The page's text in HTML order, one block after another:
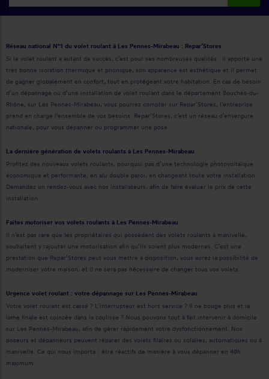
Réseau national N°1 du volet roulant à Les Pennes-Mirabeau : Repar’Stores
Si le volet roulant a autant de succès, c’est pour ses nombreuses qualités : il apporte une
très bonne isolation thermique et phonique, son apparence est esthétique et il permet
de gagner globalement en confort, tout en protégeant votre habitation. En cas de besoin
d’un dépannage ou d’une installation de volet roulant dans le département Bouches-du-
Rhône, sur Les Pennes-Mirabeau, vous pourrez compter sur Repar’Stores, l’entreprise
prend en charge l’ensemble de vos besoins. Repar’Stores, c’est un réseau d’envergure
nationale, pour vous dépanner ou programmer une pose.
La dernière génération de volets roulants à Les Pennes-Mirabeau
Profitez des nouveaux volets roulants, pourquoi pas d’une technologie photovoltaïque
économique et performante, en alu double paroi, en changeant toute votre installation.
Demandez un rendez-vous avec nos installateurs, afin de faire évaluer le prix de cette
installation.
Faites motoriser vos volets roulants à Les Pennes-Mirabeau
Il n’est pas rare que les propriétaires qui possèdent des volets roulants à manivelle,
souhaitent y rajouter une motorisation afin qu’ils soient plus modernes. C’est une
prestation que Repar’Stores peut vous mettre à disposition, vous aurez la possibilité de
moderniser votre maison, et il ne sera pas nécessaire de changer tous vos volets.
Urgence volet roulant : votre dépannage sur Les Pennes-Mirabeau
Votre volet roulant est cassé ? L’interrupteur est hors service ? Il ne bouge plus et la
lame finale est coincée dans la coulisse ? Nous pouvons tout à fait intervenir à domicile
sur Les Pennes-Mirabeau, afin de gérer rapidement votre dysfonctionnement. Nos
poseurs et dépanneurs peuvent réparer des volets filaires ou solaires, automatiques ou à
manivelle. Ce qui nous importe : être réactifs de manière à vous dépanner en 48h
maximum.